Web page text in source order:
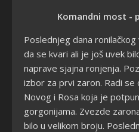
Komandni most -
Poslednjeg dana
da se kvari ali je još uvek
naprave sjajna ronjenja.
izbor za prvi zaron. Radi se
Novog i Rosa koja je
gorgonijama. Zvezde
bilo u velikom broju.